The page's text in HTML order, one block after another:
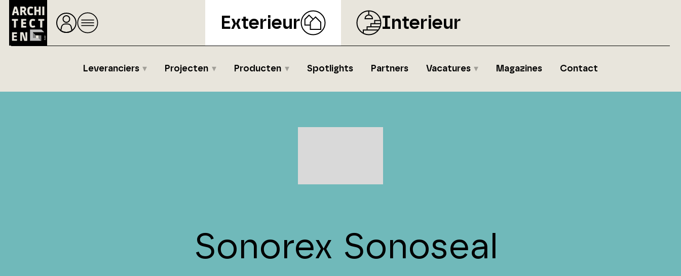
Exterieur Interieur
Leveranciers Projecten Producten Spotlights Partners Vacatures Magazines Contact
Sonorex Sonoseal